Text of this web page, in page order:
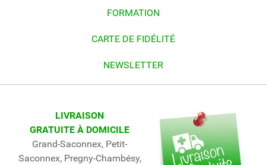
FORMATION
CARTE DE FIDÉLITÉ
NEWSLETTER
LIVRAISON
GRATUITE À DOMICILE
Grand-Saconnex, Petit-
Saconnex, Pregny-Chambésy,